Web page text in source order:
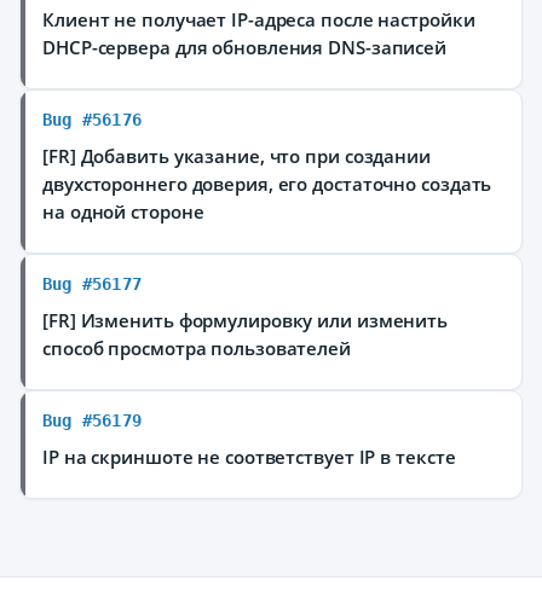
Клиент не получает IP-адреса после настройки
DHCP-сервера для обновления DNS-записей
Bug #56176
[FR] Добавить указание, что при создании
двухстороннего доверия, его достаточно создать
на одной стороне
Bug #56177
[FR] Изменить формулировку или изменить
способ просмотра пользователей
Bug #56179
⁠IP на скриншоте не соответствует IP в тексте